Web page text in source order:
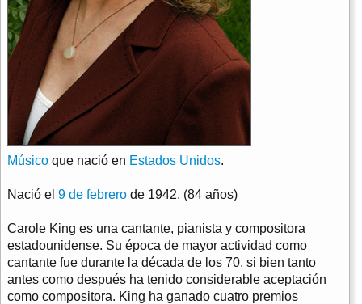
Músico que nació en Estados Unidos.
Nació el 9 de febrero de 1942. (84 años)
Carole King es una cantante, pianista y compositora
estadounidense. Su época de mayor actividad como
cantante fue durante la década de los 70, si bien tanto
antes como después ha tenido considerable aceptación
como compositora. King ha ganado cuatro premios